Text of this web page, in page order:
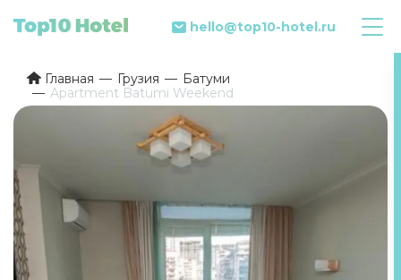
hello@top10-hotel.ru
Главная Грузия
Батуми
Apartment Batumi Weekend